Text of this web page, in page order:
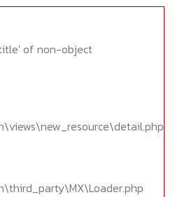
of non-object